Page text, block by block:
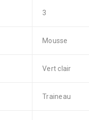
3
Mousse
Vert clair
Traineau